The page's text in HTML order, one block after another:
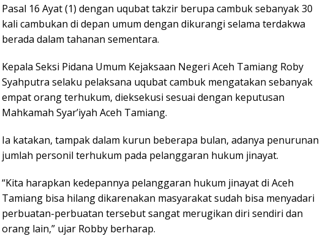
Pasal 16 Ayat (1) dengan uqubat takzir berupa cambuk sebanyak 30
kali cambukan di depan umum dengan dikurangi selama terdakwa
berada dalam tahanan sementara.
Kepala Seksi Pidana Umum Kejaksaan Negeri Aceh Tamiang Roby
Syahputra selaku pelaksana uqubat cambuk mengatakan sebanyak
empat orang terhukum, dieksekusi sesuai dengan keputusan
Mahkamah Syar’iyah Aceh Tamiang.
Ia katakan, tampak dalam kurun beberapa bulan, adanya penurunan
jumlah personil terhukum pada pelanggaran hukum jinayat.
“Kita harapkan kedepannya pelanggaran hukum jinayat di Aceh
Tamiang bisa hilang dikarenakan masyarakat sudah bisa menyadari
perbuatan-perbuatan tersebut sangat merugikan diri sendiri dan
orang lain,” ujar Robby berharap.